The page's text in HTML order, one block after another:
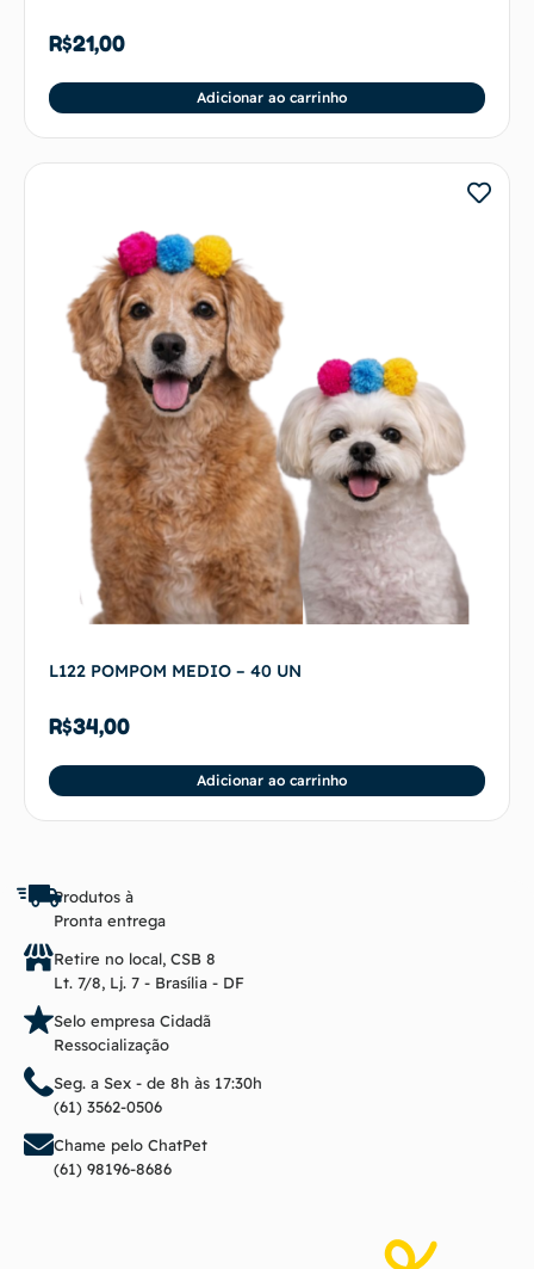
R$21,00
Adicionar ao carrinho
L122 POMPOM MEDIO – 40 UN
R$34,00
Adicionar ao carrinho
Produtos à
Pronta entrega
Retire no local, CSB 8
Lt. 7/8, Lj. 7 - Brasília - DF
Selo empresa Cidadã
Ressocialização
Seg. a Sex - de 8h às 17:30h
(61) 3562-0506
Chame pelo ChatPet
(61) 98196-8686